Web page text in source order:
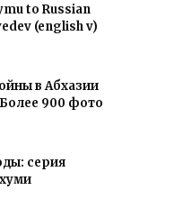
to Russian
(english v)
в Абхазии
Более 900 фото
серия